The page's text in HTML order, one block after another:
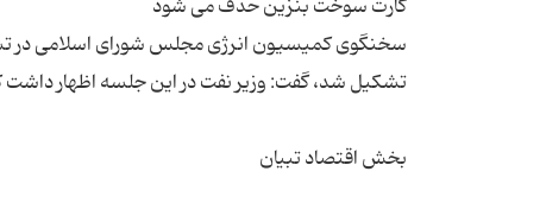
سخنگوی کمیسیون انرژی مجلس شورای اسلامی در